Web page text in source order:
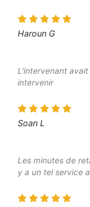
Haroun G
L'intervenant
intervenir
Soan L
Les minutes de
y a un tel service